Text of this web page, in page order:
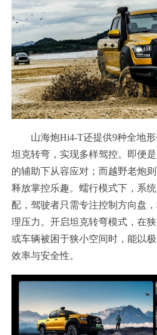
山海炮Hi4-T还提供9种全地
坦克转弯，实现多样驾控。即便
的辅助下从容应对；而越野老炮
释放掌控乐趣。蠕行模式下，系
配，驾驶者只需专注控制方向盘
理压力。开启坦克转弯模式，在
或车辆被困于狭小空间时，能以
效率与安全性。